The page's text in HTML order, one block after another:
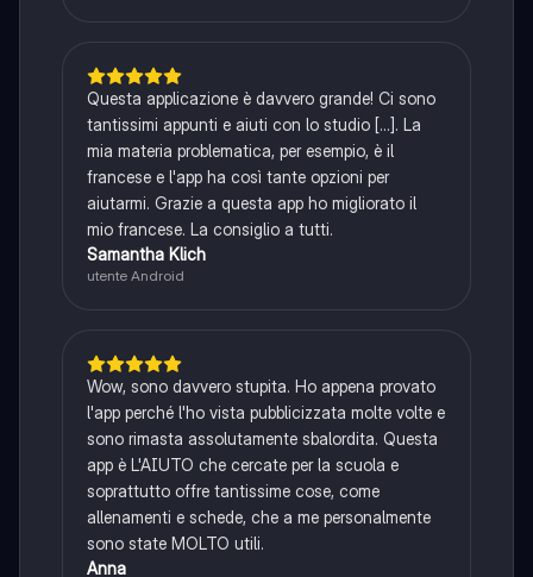
Questa applicazione è davvero grande! Ci sono
tantissimi appunti e aiuti con lo studio [...]. La
mia materia problematica, per esempio, è il
francese e l'app ha così tante opzioni per
aiutarmi. Grazie a questa app ho migliorato il
mio francese. La consiglio a tutti.
Samantha Klich
utente Android
Wow, sono davvero stupita. Ho appena provato
l'app perché l'ho vista pubblicizzata molte volte e
sono rimasta assolutamente sbalordita. Questa
app è L'AIUTO che cercate per la scuola e
soprattutto offre tantissime cose, come
allenamenti e schede, che a me personalmente
sono state MOLTO utili.
Anna